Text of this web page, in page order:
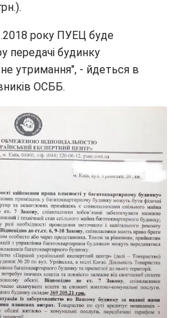
року ПУЕЦ буде
передачі будинку
утримання", - йдеться в
ОСББ.